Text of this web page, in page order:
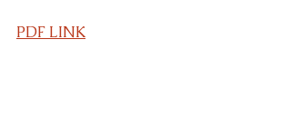
PDF LINK